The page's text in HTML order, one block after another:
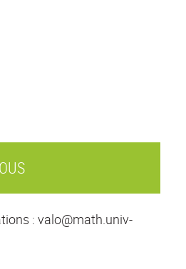
: valo@math.univ-